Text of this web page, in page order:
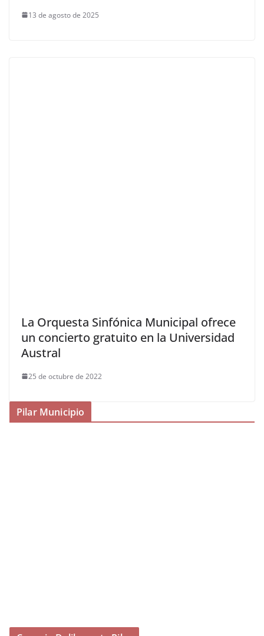
13 de agosto de 2025
La Orquesta Sinfónica Municipal ofrece
un concierto gratuito en la Universidad
Austral
25 de octubre de 2022
Pilar Municipio